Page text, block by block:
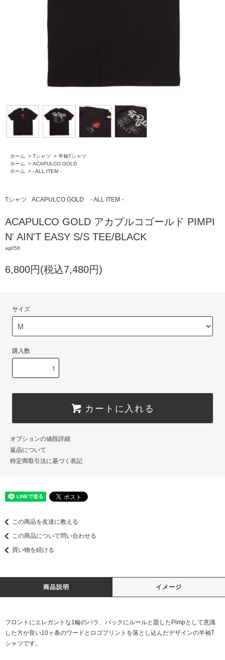
ホーム > Tシャツ > 半袖Tシャツ
ホーム
> ACAPULCO GOLD
ホーム
> - ALL ITEM -
Tシャツ ACAPULCO GOLD - ALL ITEM -
ACAPULCO GOLD アカプルコゴールド PIMPI
N' AIN'T EASY S/S TEE/BLACK
ag056
6,800円(税込7,480円)
サイズ
購入数
カートに入れる
オプションの値段詳細
返品について
特定商取引法に基づく表記
この商品を友達に教える
この商品について問い合わせる
買い物を続ける
商品説明 イメージ
フロントにエレガントな1輪のバラ、バックにルールと題したPimpとして意識
した方が良い10ヶ条のワードとロゴプリントを落とし込んだデザインの半袖T
シャツです。